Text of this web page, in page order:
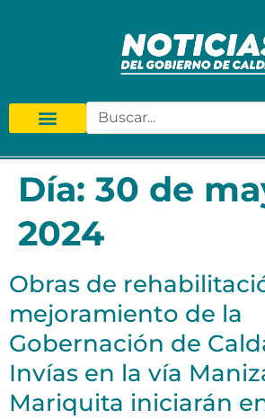
Día: 30 de
2024
Obras de
mejoramiento de la
Gobernación de
Invías en la vía
Mariquita iniciarán